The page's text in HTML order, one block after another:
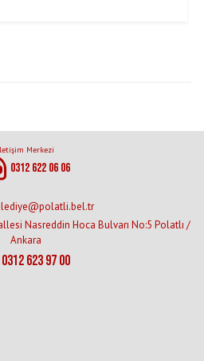
Merkezi
0312 622 06 06
Nasreddin Hoca Bulvarı No:5 Polatlı /
Ankara
0312 623 97 00